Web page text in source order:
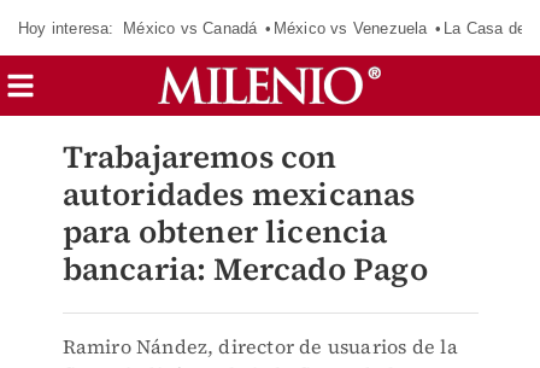
Hoy interesa: México vs Canadá México vs Venezuela La Casa de
Trabajaremos con
autoridades mexicanas
para obtener licencia
bancaria: Mercado Pago
Ramiro Nández, director de usuarios de la